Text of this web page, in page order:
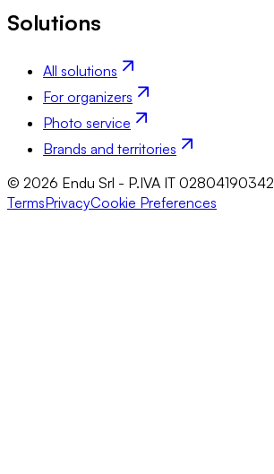
Solutions
All solutions
For organizers
Photo service
Brands and territories
© 2026 Endu Srl - P.IVA IT 02804190342
TermsPrivacyCookie Preferences